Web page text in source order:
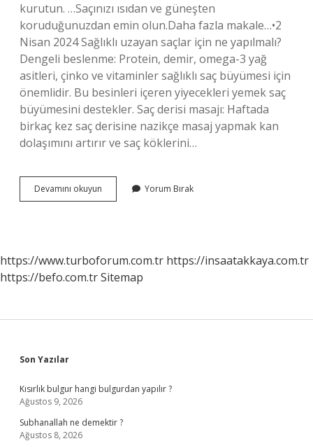
kurutun. …Saçınızı ısıdan ve güneşten
koruduğunuzdan emin olun.Daha fazla makale…•2
Nisan 2024 Sağlıklı uzayan saçlar için ne yapılmalı?
Dengeli beslenme: Protein, demir, omega-3 yağ
asitleri, çinko ve vitaminler sağlıklı saç büyümesi için
önemlidir. Bu besinleri içeren yiyecekleri yemek saç
büyümesini destekler. Saç derisi masajı: Haftada
birkaç kez saç derisine nazikçe masaj yapmak kan
dolaşımını artırır ve saç köklerini…
Devamını okuyun
Görünen
Yorum Bırak
https://www.turboforum.com.tr https://insaatakkaya.com.tr
https://befo.com.trSitemap
Sidebar
Son Yazılar
Kısırlık bulgur hangi bulgurdan yapılır ?
Ağustos 9, 2026
Subhanallah ne demektir ?
Ağustos 8, 2026